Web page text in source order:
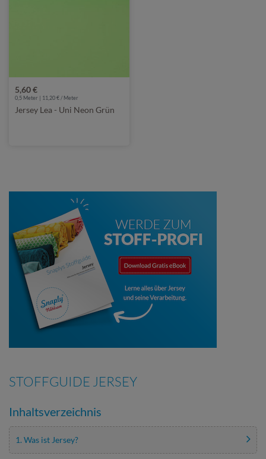
5,60 €
0,5 Meter | 11,20 € / Meter
Jersey Lea - Uni Neon Grün
STOFFGUIDE JERSEY
Inhaltsverzeichnis
1. Was ist Jersey?